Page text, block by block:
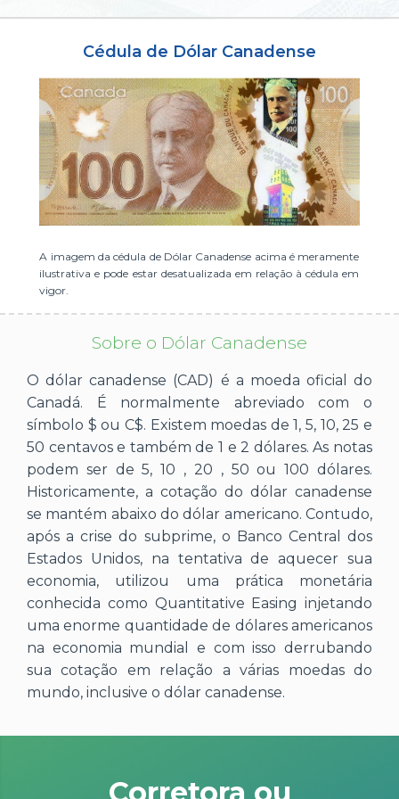
ou cadastre-se se ainda não tem registro:
Cédula de Dólar Canadense
A imagem da cédula de Dólar Canadense acima é meramente
ilustrativa e pode estar desatualizada em relação à cédula em
vigor.
Sobre o Dólar Canadense
O dólar canadense (CAD) é a moeda oficial do
Canadá. É normalmente abreviado com o
símbolo $ ou C$. Existem moedas de 1, 5, 10, 25 e
50 centavos e também de 1 e 2 dólares. As notas
podem ser de 5, 10 , 20 , 50 ou 100 dólares.
Historicamente, a cotação do dólar canadense
se mantém abaixo do dólar americano. Contudo,
após a crise do subprime, o Banco Central dos
Estados Unidos, na tentativa de aquecer sua
economia, utilizou uma prática monetária
conhecida como Quantitative Easing injetando
uma enorme quantidade de dólares americanos
na economia mundial e com isso derrubando
sua cotação em relação a várias moedas do
mundo, inclusive o dólar canadense.